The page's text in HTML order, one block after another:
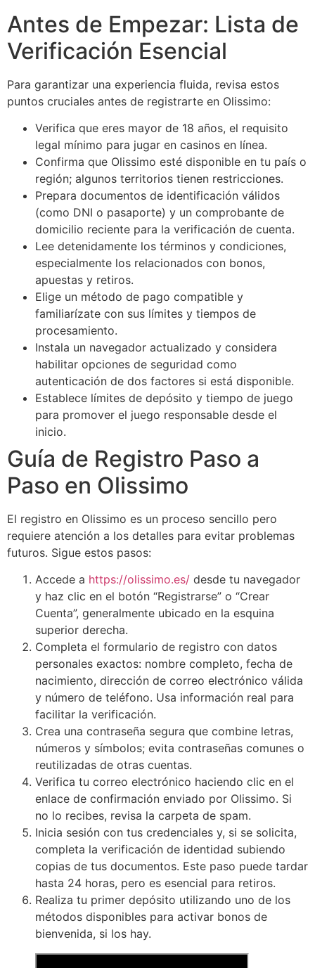
Antes de Empezar: Lista de
Verificación Esencial
Para garantizar una experiencia fluida, revisa estos
puntos cruciales antes de registrarte en Olissimo:
Verifica que eres mayor de 18 años, el requisito
legal mínimo para jugar en casinos en línea.
Confirma que Olissimo esté disponible en tu país o
región; algunos territorios tienen restricciones.
Prepara documentos de identificación válidos
(como DNI o pasaporte) y un comprobante de
domicilio reciente para la verificación de cuenta.
Lee detenidamente los términos y condiciones,
especialmente los relacionados con bonos,
apuestas y retiros.
Elige un método de pago compatible y
familiarízate con sus límites y tiempos de
procesamiento.
Instala un navegador actualizado y considera
habilitar opciones de seguridad como
autenticación de dos factores si está disponible.
Establece límites de depósito y tiempo de juego
para promover el juego responsable desde el
inicio.
Guía de Registro Paso a
Paso en Olissimo
El registro en Olissimo es un proceso sencillo pero
requiere atención a los detalles para evitar problemas
futuros. Sigue estos pasos:
Accede a https://olissimo.es/ desde tu navegador
y haz clic en el botón “Registrarse” o “Crear
Cuenta”, generalmente ubicado en la esquina
superior derecha.
Completa el formulario de registro con datos
personales exactos: nombre completo, fecha de
nacimiento, dirección de correo electrónico válida
y número de teléfono. Usa información real para
facilitar la verificación.
Crea una contraseña segura que combine letras,
números y símbolos; evita contraseñas comunes o
reutilizadas de otras cuentas.
Verifica tu correo electrónico haciendo clic en el
enlace de confirmación enviado por Olissimo. Si
no lo recibes, revisa la carpeta de spam.
Inicia sesión con tus credenciales y, si se solicita,
completa la verificación de identidad subiendo
copias de tus documentos. Este paso puede tardar
hasta 24 horas, pero es esencial para retiros.
Realiza tu primer depósito utilizando uno de los
métodos disponibles para activar bonos de
bienvenida, si los hay.